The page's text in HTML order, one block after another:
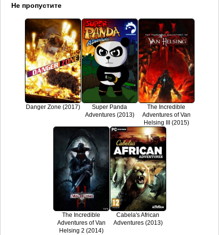
Не пропустите
Danger Zone (2017)
Super Panda
Adventures (2013)
The Incredible
Adventures of Van
Helsing III (2015)
The Incredible
Adventures of Van
Helsing 2 (2014)
Cabela's African
Adventures (2013)